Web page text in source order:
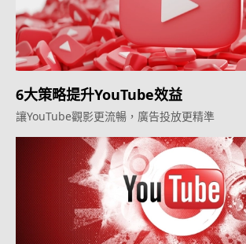
6大策略提升YouTube效益
讓YouTube觀影更流暢，廣告投放更精準